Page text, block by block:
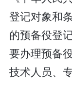
登记对象和
的预备役登
要办理预备
技术人员、